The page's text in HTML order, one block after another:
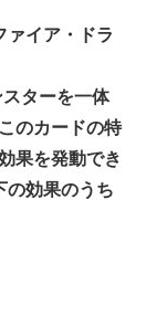
ァイア・ドラ
ターを一体
のカードの特
果を発動でき
の効果のうち